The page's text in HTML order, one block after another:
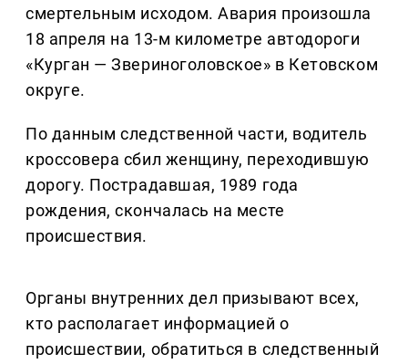
смертельным исходом. Авария произошла
18 апреля на 13-м километре автодороги
«Курган — Звериноголовское» в Кетовском
округе.
По данным следственной части, водитель
кроссовера сбил женщину, переходившую
дорогу. Пострадавшая, 1989 года
рождения, скончалась на месте
происшествия.
Органы внутренних дел призывают всех,
кто располагает информацией о
происшествии, обратиться в следственный